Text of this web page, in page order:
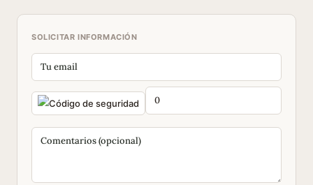
SOLICITAR INFORMACIÓN